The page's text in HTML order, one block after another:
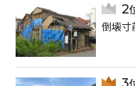
倒壊寸